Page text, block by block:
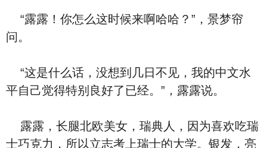
“露露！你怎么这时候来啊哈哈？”，景梦帘
问。
“这是什么话，没想到几日不见，我的中文水
平自己觉得特别良好了已经。”，露露说。
露露，长腿北欧美女，瑞典人，因为喜欢吃瑞
士巧克力，所以立志考上瑞士的大学。银发，亮